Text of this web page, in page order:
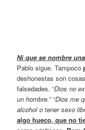
Ni que se nombre
Pablo sigue. Tampoco
deshonestas son
falsedades. “Dios no
un hombre.” “Dios me
alcohol o tener sexo
algo hueco, que no